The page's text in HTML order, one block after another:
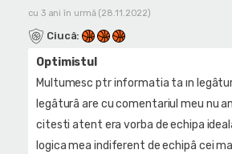
cu 3 ani în urmă (28.11.2022)
Ciucâ:
Optimistul
Multumesc ptr informatia ta ın
legâturâ are cu comentariul meu nu
citesti atent era vorba de echipa
logica mea indiferent de echipâ cei